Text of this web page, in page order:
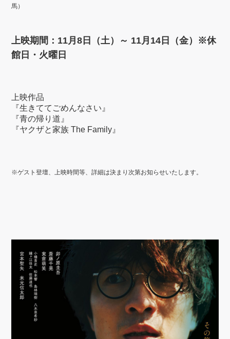
馬）
上映期間：11月8日（土）～ 11月14日（金）※休
館日・火曜日
上映作品
『生きててごめんなさい』
『青の帰り道』
『ヤクザと家族 The Family』
※ゲスト登壇、上映時間等、詳細は決まり次第お知らせいたします。